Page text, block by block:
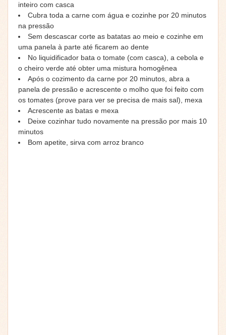
inteiro com casca
Cubra toda a carne com água e cozinhe por 20 minutos
na pressão
Sem descascar corte as batatas ao meio e cozinhe em
uma panela à parte até ficarem ao dente
No liquidificador bata o tomate (com casca), a cebola e
o cheiro verde até obter uma mistura homogênea
Após o cozimento da carne por 20 minutos, abra a
panela de pressão e acrescente o molho que foi feito com
os tomates (prove para ver se precisa de mais sal), mexa
Acrescente as batas e mexa
Deixe cozinhar tudo novamente na pressão por mais 10
minutos
Bom apetite, sirva com arroz branco